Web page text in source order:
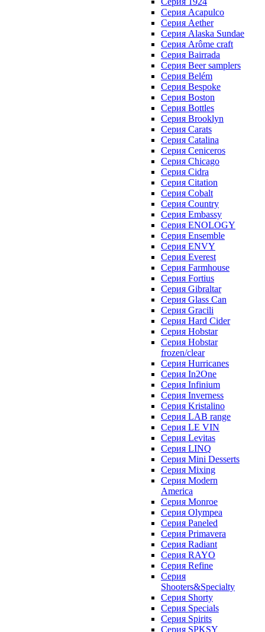
Серия Acapulco
Серия Aether
Серия Alaska Sundae
Серия Arôme craft
Серия Bairrada
Серия Beer samplers
Серия Belém
Серия Bespoke
Серия Boston
Серия Bottles
Серия Brooklyn
Серия Carats
Серия Catalina
Серия Ceniceros
Серия Chicago
Серия Cidra
Серия Citation
Серия Cobalt
Серия Country
Серия Embassy
Серия ENOLOGY
Серия Ensemble
Серия ENVY
Серия Everest
Серия Farmhouse
Серия Fortius
Серия Gibraltar
Серия Glass Can
Серия Gracili
Серия Hard Cider
Серия Hobstar
Серия Hobstar
frozen/clear
Серия Hurricanes
Серия In2One
Серия Infinium
Серия Inverness
Серия Kristalino
Серия LAB range
Серия LE VIN
Серия Levitas
Серия LINQ
Серия Mini Desserts
Серия Mixing
Серия Modern
America
Серия Monroe
Серия Olympea
Серия Paneled
Серия Primavera
Серия Radiant
Серия RAYO
Серия Refine
Серия
Shooters&Specialty
Серия Shorty
Серия Specials
Серия Spirits
Серия SPKSY